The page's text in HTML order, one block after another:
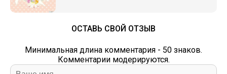
ОСТАВЬ СВОЙ ОТЗЫВ
Минимальная длина комментария - 50 знаков.
Комментарии модерируются.